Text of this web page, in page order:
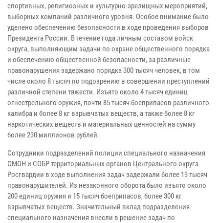
спортивных, религиозных и культурно-зрелищных мероприятий,
выборных компаний различного уровня. Особое внимание было
уделено обеспечению безопасности в ходе проведения выборов
Президента России. В течение года личным составом войск
округа, выполняющим задачи по охране общественного порядка
и обеспечению общественной безопасности, за различные
правонарушения задержано порядка 300 тысяч человек, в том
числе около 8 тысяч по подозрению в совершении преступлений
различной степени тяжести. Изъято около 4 тысяч единиц
огнестрельного оружия, почти 85 тысяч боеприпасов различного
калибра и более 8 кг взрывчатых веществ, а также более 8 кг
наркотических веществ и материальных ценностей на сумму
более 230 миллионов рублей.
Сотрудники подразделений полиции специального назначения
ОМОН и СОБР территориальных органов Центрального округа
Росгвардии в ходе выполнения задач задержали более 13 тысяч
правонарушителей. Из незаконного оборота было изъято около
200 единиц оружия и 15 тысяч боеприпасов, более 300 кг
взрывчатых веществ. Значительный вклад подразделения
специального назначения внесли в решение задач по